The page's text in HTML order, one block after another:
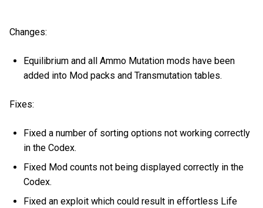
Changes:
Equilibrium and all Ammo Mutation mods have been
added into Mod packs and Transmutation tables.
Fixes:
Fixed a number of sorting options not working correctly
in the Codex.
Fixed Mod counts not being displayed correctly in the
Codex.
Fixed an exploit which could result in effortless Life